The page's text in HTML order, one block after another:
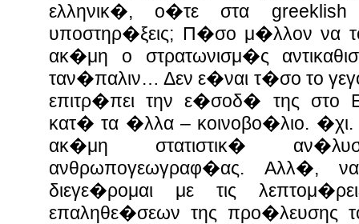
ελληνικ�, ο�τε στα
υποστηρ�ξεις; Π�σο μ�λλον να
ακ�μη ο στρατωνισμ�ς
ταν�παλιν… Δεν ε�ναι τ�σο το
επιτρ�πει την ε�σοδ� της στο
κατ� τα �λλα – κοινοβο�λιο.
ακ�μη στατιστικ�
ανθρωπογεωγραφ�ας. Αλλ�,
διεγε�ρομαι με τις
επαληθε�σεων της προ�λευσης